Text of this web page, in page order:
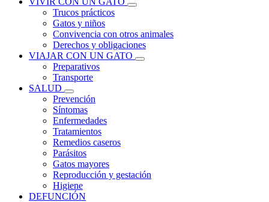
Trucos prácticos
Gatos y niños
Convivencia con otros animales
Derechos y obligaciones
VIAJAR CON UN GATO
Preparativos
Transporte
SALUD
Prevención
Síntomas
Enfermedades
Tratamientos
Remedios caseros
Parásitos
Gatos mayores
Reproducción y gestación
Higiene
DEFUNCIÓN